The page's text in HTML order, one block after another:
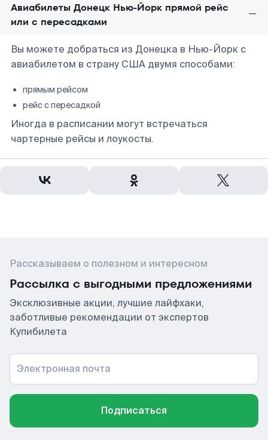
Авиабилеты Донецк Нью-Йорк прямой рейс
или с пересадками
Вы можете добраться из Донецка в Нью-Йорк с
авиабилетом в страну США двумя способами:
прямым рейсом
рейс с пересадкой
Иногда в расписании могут встречаться
чартерные рейсы и лоукосты.
Рассказываем о полезном и интересном
Рассылка с выгодными предложениями
Эксклюзивные акции, лучшие лайфхаки,
заботливые рекомендации от экспертов
Купибилета
Электронная почта
Подписаться